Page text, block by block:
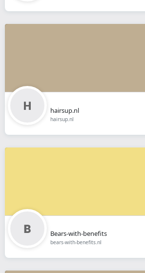
hairsup.nl
hairsup.nl
Bears-with-benefits
bears-with-benefits.nl